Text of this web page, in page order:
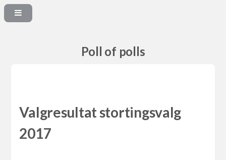
Poll of polls
Valgresultat stortingsvalg
2017